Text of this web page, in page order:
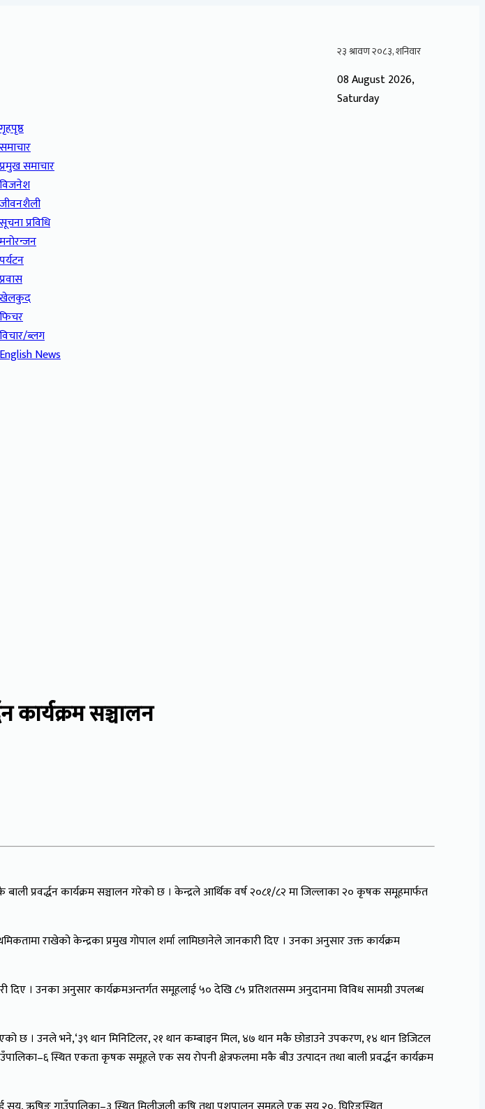
08 August 2026,
Saturday
गृहपृष्ठ
समाचार
प्रमुख समाचार
विजनेश
जीवनशैली
सूचना प्रविधि
मनोरन्जन
पर्यटन
प्रवास
खेलकुद
फिचर
विचार/ब्लग
English News
कार्यक्रम सञ्चालन
प्रवर्द्धन कार्यक्रम सञ्चालन गरेको छ । केन्द्रले आर्थिक वर्ष २०८१/८२ मा जिल्लाका २० कृषक समूहमार्फत
राखेको केन्द्रका प्रमुख गोपाल शर्मा लामिछानेले जानकारी दिए । उनका अनुसार उक्त कार्यक्रम
। उनका अनुसार कार्यक्रमअन्तर्गत समूहलाई ५० देखि ८५ प्रतिशतसम्म अनुदानमा विविध सामग्री उपलब्ध
छ । उनले भने,‘३९ थान मिनिटिलर, २१ थान कम्बाइन मिल, ४७ थान मकै छोडाउने उपकरण, १४ थान डिजिटल
स्थित एकता कृषक समूहले एक सय रोपनी क्षेत्रफलमा मकै बीउ उत्पादन तथा बाली प्रवर्द्धन कार्यक्रम